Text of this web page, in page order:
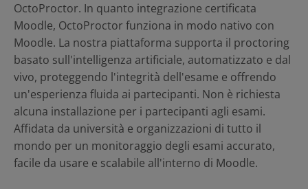
Ottieni Moodle
Accesso
OctoProctor. In quanto integrazione certificata
Moodle, OctoProctor funziona in modo nativo con
Moodle. La nostra piattaforma supporta il proctoring
basato sull'intelligenza artificiale, automatizzato e dal
vivo, proteggendo l'integrità dell'esame e offrendo
un'esperienza fluida ai partecipanti. Non è richiesta
alcuna installazione per i partecipanti agli esami.
Affidata da università e organizzazioni di tutto il
mondo per un monitoraggio degli esami accurato,
facile da usare e scalabile all'interno di Moodle.